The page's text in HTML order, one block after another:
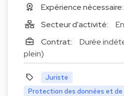
Expérience nécessaire:
Secteur d'activité:
Contrat:
Durée
plein)
Juriste
Protection des données et de